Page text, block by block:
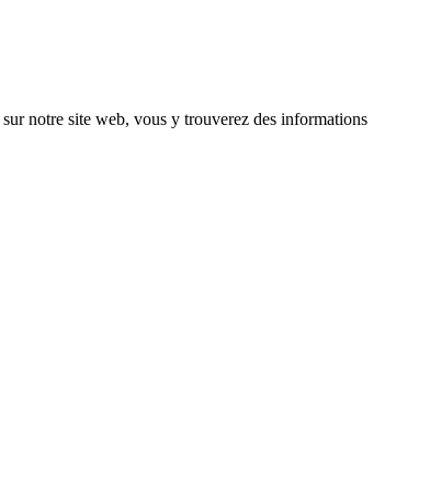
sur notre site web, vous y trouverez des informations